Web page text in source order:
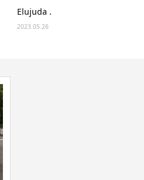
Elujuda .
2023.05.26